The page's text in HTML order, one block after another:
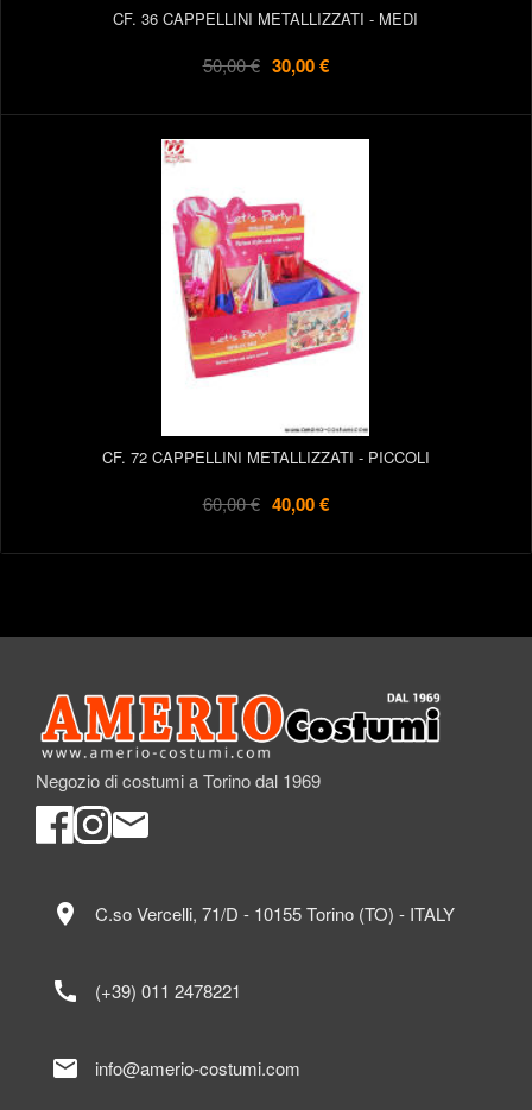
CF. 36 CAPPELLINI METALLIZZATI - MEDI
50,00 € 30,00 €
CF. 72 CAPPELLINI METALLIZZATI - PICCOLI
60,00 € 40,00 €
Negozio di costumi a Torino dal 1969
location_on C.so Vercelli, 71/D - 10155 Torino (TO) - ITALY
call (+39) 011 2478221
mail info@amerio-costumi.com